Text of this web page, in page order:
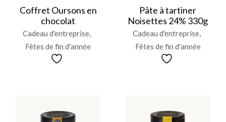
Coffret Oursons en
chocolat
Cadeau d'entreprise
Fêtes de fin d'année
Pâte à tartiner
Noisettes 24% 330g
Cadeau d'entreprise
Fêtes de fin d'année